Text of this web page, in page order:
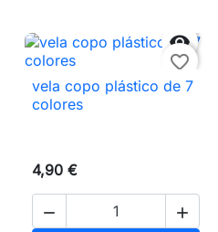

favorite_border
vela copo plástico de 7
colores
4,90 €
 